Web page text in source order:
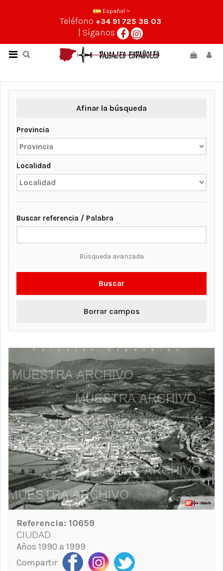
Español
Teléfono +34 91 725 38 03
| Síganos
Afinar la búsqueda
Provincia
Localidad
Buscar referencia / Palabra
Búsqueda avanzada
Buscar
Borrar campos
Referencia: 10659
CIUDAD
Años 1990 a 1999
Compartir